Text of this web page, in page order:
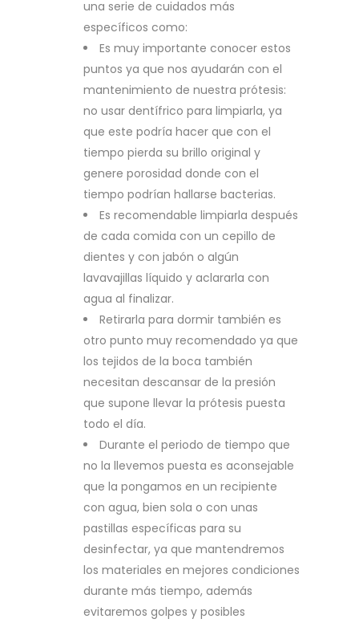
una serie de cuidados más
específicos como:
Es muy importante conocer estos
puntos ya que nos ayudarán con el
mantenimiento de nuestra prótesis:
no usar dentífrico para limpiarla, ya
que este podría hacer que con el
tiempo pierda su brillo original y
genere porosidad donde con el
tiempo podrían hallarse bacterias.
Es recomendable limpiarla después
de cada comida con un cepillo de
dientes y con jabón o algún
lavavajillas líquido y aclararla con
agua al finalizar.
Retirarla para dormir también es
otro punto muy recomendado ya que
los tejidos de la boca también
necesitan descansar de la presión
que supone llevar la prótesis puesta
todo el día.
Durante el periodo de tiempo que
no la llevemos puesta es aconsejable
que la pongamos en un recipiente
con agua, bien sola o con unas
pastillas específicas para su
desinfectar, ya que mantendremos
los materiales en mejores condiciones
durante más tiempo, además
evitaremos golpes y posibles